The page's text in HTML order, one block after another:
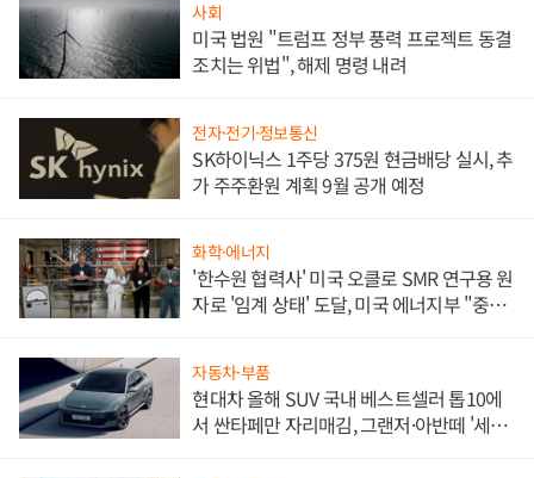
사회
미국 법원 "트럼프 정부 풍력 프로젝트 동결
조치는 위법", 해제 명령 내려
전자·전기·정보통신
SK하이닉스 1주당 375원 현금배당 실시, 추
가 주주환원 계획 9월 공개 예정
화학·에너지
'한수원 협력사' 미국 오클로 SMR 연구용 원
자로 '임계 상태' 도달, 미국 에너지부 "중요
자동차·부품
현대차 올해 SUV 국내 베스트셀러 톱10에
서 싼타페만 자리매김, 그랜저·아반떼 '세단